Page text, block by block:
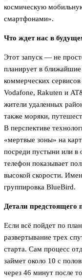
космическую
смартфонами».
Что ждет нас в
Этот запуск — не
планирует в ближайшие
коммерческих
Vodafone, Rakuten и
жители удаленных
также моряки,
В перспективе
«мертвые зоны» на
посреди пустыни или
телефон показывает
высокой скорости.
группировка BlueBird.
Детали предстоящего
Если всё пойдет по
развертывание трех
старта. Сам процесс
займет около 10 с
через 46 минут после